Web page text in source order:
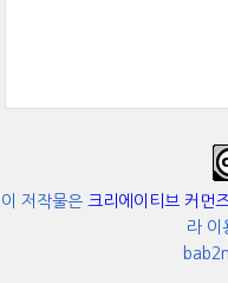
이 저작물은 크리에이티브 커먼
라 이